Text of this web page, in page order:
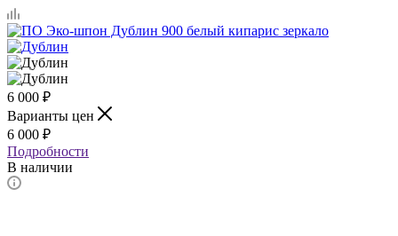
6 000 ₽
Варианты цен
6 000 ₽
Подробности
В наличии